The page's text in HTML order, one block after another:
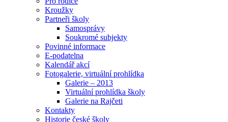
Kroužky
Partneři školy
Samosprávy
Soukromé subjekty
Povinné informace
E-podatelna
Kalendář akcí
Fotogalerie, virtuální prohlídka
Galerie – 2013
Virtuální prohlídka školy
Galerie na Rajčeti
Kontakty
Historie české školy